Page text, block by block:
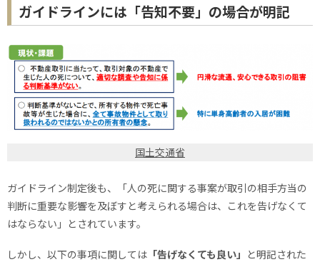
ガイドラインには「告知不要」の場合が明記
国土交通省
ガイドライン制定後も、「人の死に関する事案が取引の相手方当の
判断に重要な影響を及ぼすと考えられる場合は、これを告げなくて
はならない」とされています。
しかし、以下の事項に関しては 「告げなくても良い」 と明記された